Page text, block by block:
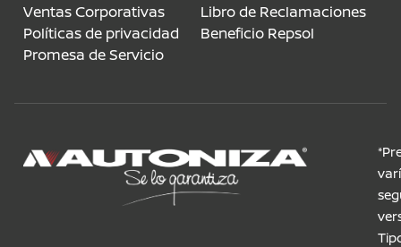
Ventas Corporativas
Libro de Reclamaciones
Políticas de privacidad
Beneficio Repsol
Promesa de Servicio